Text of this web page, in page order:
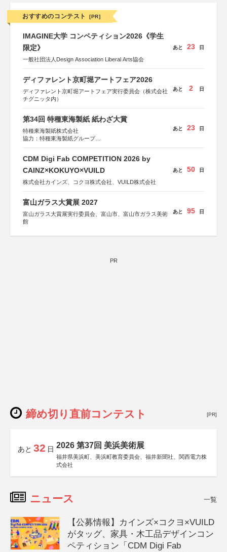
おすすめのコンテスト [PR]
IMAGINE大学 コンペティション2026《学生
限定》
一般社団法人Design Association Liberal Arts協会
あと 23 日
ディファレント京町堀アートフェア2026
ディファレント京町堀アートフェア実行委員会（株式会社
チグニッタ内）
あと 2 日
第34回 特種東海製紙 紙わざ大賞
特種東海製紙株式会社
協力：特種東海製紙グループ
あと 23 日
CDM Digi Fab COMPETITION 2026 by
CAINZ×KOKUYO×VUILD
株式会社カインズ、コクヨ株式会社、VUILD株式会社
あと 50 日
富山ガラス大賞展 2027
富山ガラス大賞展実行委員会、富山市、富山市ガラス美術
館
あと 95 日
PR
締め切り直前コンテスト [PR]
あと 32 日 2026 第37回 美浜美術展
福井県美浜町、美浜町教育委員会、福井新聞社、関西電力株
式会社
ニュース 一覧
【公募情報】カインズ×コクヨ×VUILD
がタッグ、家具・木工品デザインコン
ペティション「CDM Digi Fab